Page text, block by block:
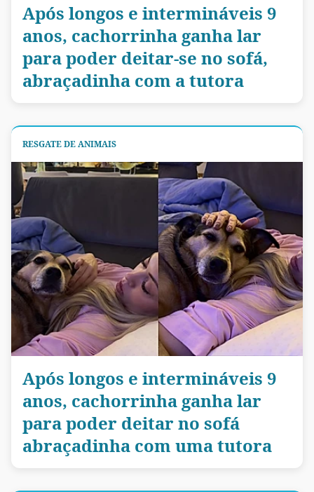
Após longos e intermináveis 9
anos, cachorrinha ganha lar
para poder deitar-se no sofá,
abraçadinha com a tutora
RESGATE DE ANIMAIS
Após longos e intermináveis 9
anos, cachorrinha ganha lar
para poder deitar no sofá
abraçadinha com uma tutora